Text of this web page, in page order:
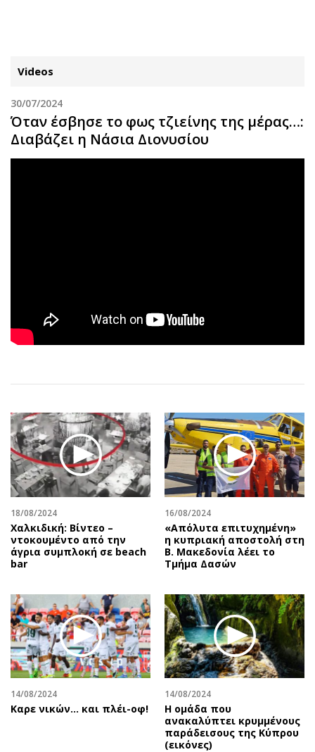
ΚΑΤΗΓΟΡΙΕΣ ΣΥΝΔΕΣΗ
Κύπρος
Αθλητισμός
Κύπρος
Κληρώσεις Allwyn
Οικονομική
Οικονομία
Real Estate
Επιχειρήσεις
Αγορές
Money Review
AstroBank Properties
Ενέργεια
Ναυτιλία
Περιβάλλον
Ελλάδα
Κόσμος
Παράξενα
Πολιτισμός
Απόψεις
Geek
Νέα
Αυτοκίνηση
Αφιερώματα
Πολιτική
Οικονομία
Γενικά
Αναδρομές
Πρόσωπα
Περιβάλλον
Good Life
Γυναίκα
Showbiz
Ταξίδια
Συνταγές
Έξοδος
Media
Εκπομπές
Wine routes
Videos
30/07/2024
Όταν έσβησε το φως τζιείνης της μέρας…:
Διαβάζει η Νάσια Διονυσίου
18/08/2024
Χαλκιδική: Βίντεο –
ντοκουμέντο από την
άγρια συμπλοκή σε beach
bar
16/08/2024
«Απόλυτα επιτυχημένη»
η κυπριακή αποστολή στη
Β. Μακεδονία λέει το
Τμήμα Δασών
14/08/2024
Καρε νικών... και πλέι-οφ!
14/08/2024
Η ομάδα που
ανακαλύπτει κρυμμένους
παράδεισους της Κύπρου
(εικόνες)